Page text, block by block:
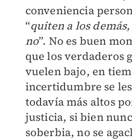
conveniencia
“quiten a los
no”. No es buen
que los verdaderos
vuelen bajo, en
incertidumbre se
todavía más altos
justicia, si bien
soberbia, no se